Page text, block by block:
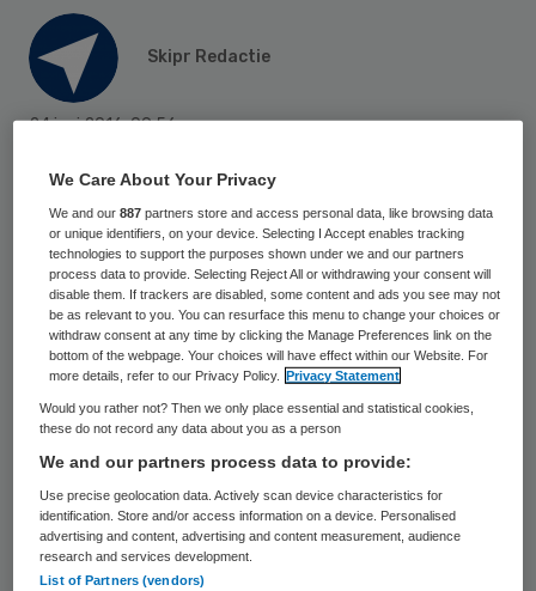
Skipr Redactie
24 juni 2016,09:56
Syntrus Achmea Real Estate & Finance
investeert in Zorgboulevard Zaandam. Dit
nieuwe complex van het Zaans Medisch
Centrum biedt plaats aan onder meer een
revalidatiehotel, een oogziekenhuis en
zorgondersteunende retailers.
De oplevering van de Zorgboulevard staat
gepland in januari 2017. HetZaans Medisch
Centrumbouwt intussen ook een nieuw
ziekenhuis. De boulevard wordt straks ook
We Care About Your Privacy
We and our887 partners store and access personal data, like browsing data
or unique identifiers, on your device. Selecting I Accept enables tracking
technologies to support the purposes shown under we and our partners
process data to provide. Selecting Reject All or withdrawing your consent will
disable them. If trackers are disabled, some content and ads you see may not
be as relevant to you. You can resurface this menu to change your choices or
withdraw consent at any time by clicking the Manage Preferences link on the
bottom of the webpage. Your choices will have effect within our Website. For
more details, refer to our Privacy Policy.
Privacy Statement
Would you rather not? Then we only place essential and statistical cookies,
these do not record any data about you as a person
We and our partners process data to provide:
Use precise geolocation data. Actively scan device characteristics for
identification. Store and/or access information on a device. Personalised
advertising and content, advertising and content measurement, audience
research and services development.
List of Partners (vendors)